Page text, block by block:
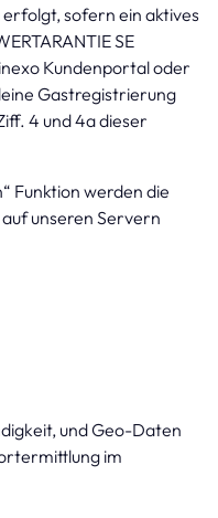
sofern ein aktives
SE
Kundenportal oder
Gastregistrierung
4 und 4a dieser
Funktion werden die
unseren Servern
und Geo-Daten
im